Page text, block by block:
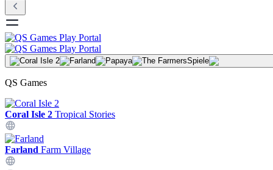
Spiele
QS Games
Coral Isle 2 Tropical Stories
Farland Farm Village